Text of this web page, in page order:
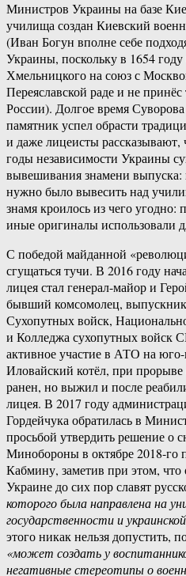
Министров Украины на базе
училища создан Киевский
(Иван Богун вполне себе
Украины, поскольку в 1654
Хмельницкого на союз с
Переяславской раде и не
России). Долгое время
памятник успел обрасти
и даже лицеисты
годы независимости Украины
вывешивания знамени выпуска:
нужно было вывесить над
знамя кроилось из чего угодно:
иные оригиналы использовали
С победой майданной
сгущаться тучи. В 2016 году
лицея стал генерал-майор и
бывший комсомолец,
Сухопутных войск,
и Колледжа сухопутных войск
активное участие в АТО на
Иловайский котёл, при
ранен, но выжил и после
лицея. В 2017 году
Гордейчука обратилась в
просьбой утвердить решение о
Минобороны в октябре 2018-го
Кабмину, заметив при этом, что
Украине до сих пор славят
которого была направлена на
государственности и
этого никак нельзя допустить,
«может создать у
негативные стереотипы о